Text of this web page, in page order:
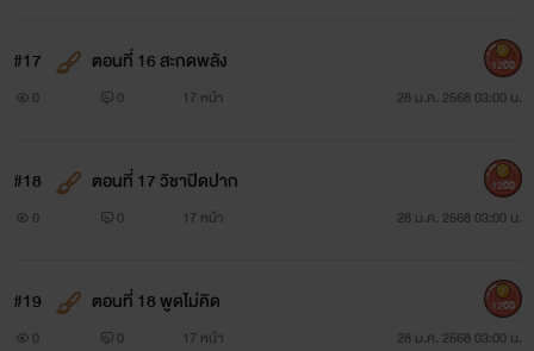
#17 ตอนที่ 16 สะกดพลัง
0 0 17 หน้า 28 ม.ค. 2568 03:00 น.
1200
#18 ตอนที่ 17 วิชาปิดปาก
0 0 17 หน้า 28 ม.ค. 2568 03:00 น.
1200
#19 ตอนที่ 18 พูดไม่คิด
0 0 17 หน้า 28 ม.ค. 2568 03:00 น.
1200